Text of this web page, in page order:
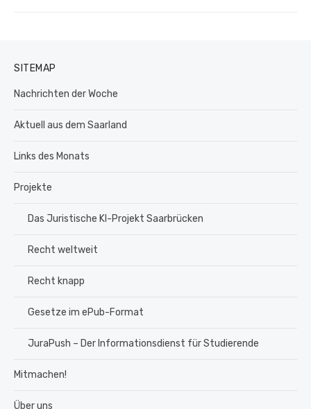
SITEMAP
Nachrichten der Woche
Aktuell aus dem Saarland
Links des Monats
Projekte
Das Juristische KI-Projekt Saarbrücken
Recht weltweit
Recht knapp
Gesetze im ePub-Format
JuraPush – Der Informationsdienst für Studierende
Mitmachen!
Über uns